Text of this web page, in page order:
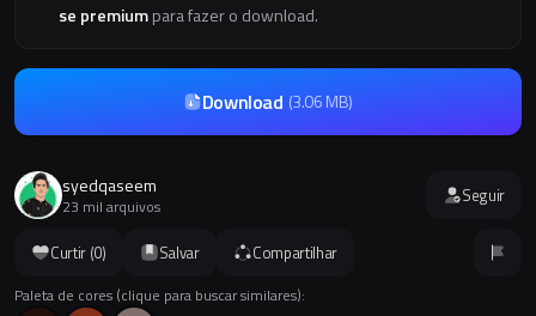
Curtir (0) Salvar Compartilhar
Paleta de cores (clique para buscar similares):
se premiumpara fazer o download.
Download (3.06 MB)
syedqaseem
23 mil arquivos Seguir